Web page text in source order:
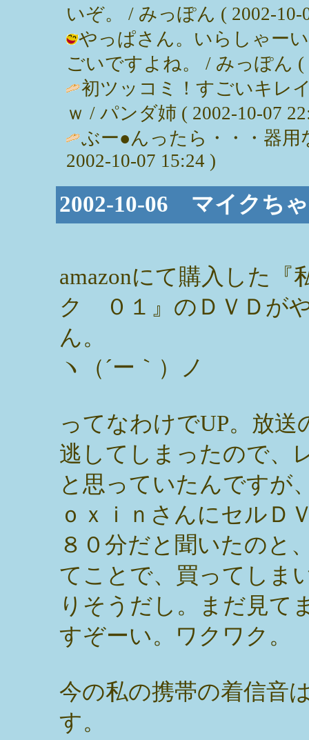
いぞ。 / みっぽん ( 2002-10-
やっぱさん。いらしゃー
ごいですよね。 / みっぽん (
初ツッコミ！すごいキレ
ｗ / パンダ姉 ( 2002-10-07
ぶー●んったら・・・器
2002-10-07 15:24 )
2002-10-06 マイクち
amazonにて購入した『
ク ０１』のＤＶＤが
ん。
ヽ（´ー｀）ノ
ってなわけでUP。放送
逃してしまったので、
と思っていたんですが
ｏｘｉｎさんにセルＤ
８０分だと聞いたのと
てことで、買ってしま
りそうだし。まだ見て
すぞーい。ワクワク。
今の私の携帯の着信音
す。